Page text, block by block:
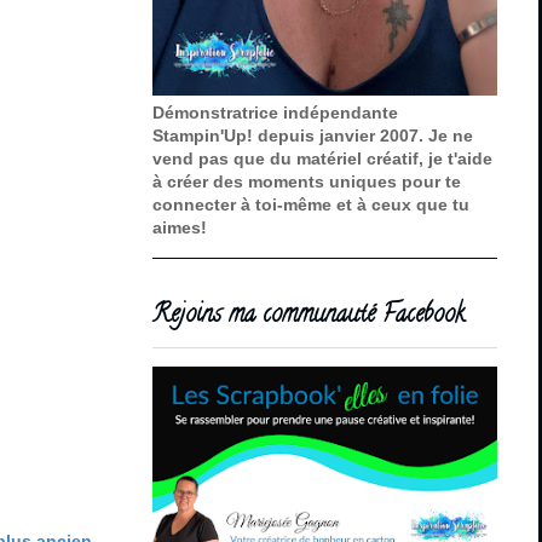
Démonstratrice indépendante
Stampin'Up! depuis janvier 2007. Je ne
vend pas que du matériel créatif, je t'aide
à créer des moments uniques pour te
connecter à toi-même et à ceux que tu
aimes!
Rejoins ma communauté Facebook